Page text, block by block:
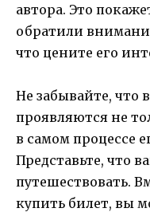
автора. Это
обратили
что цените его
Не забывайте, что
проявляются не
в самом процессе
Представьте, что
путешествовать.
купить билет, вы